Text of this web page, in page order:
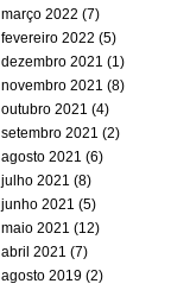
março 2022 (7)
fevereiro 2022 (5)
dezembro 2021 (1)
novembro 2021 (8)
outubro 2021 (4)
setembro 2021 (2)
agosto 2021 (6)
julho 2021 (8)
junho 2021 (5)
maio 2021 (12)
abril 2021 (7)
agosto 2019 (2)